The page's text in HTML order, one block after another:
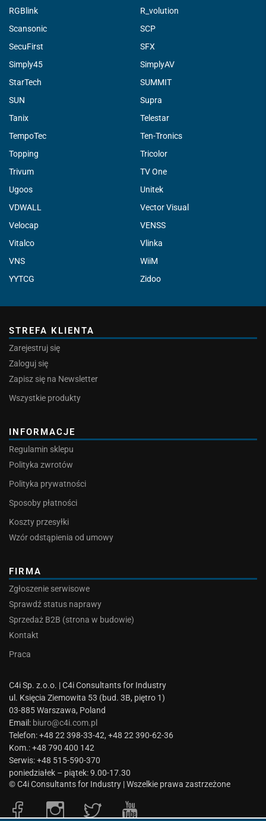
RGBlink
R_volution
Scansonic
SCP
SecuFirst
SFX
Simply45
SimplyAV
StarTech
SUMMIT
SUN
Supra
Tanix
Telestar
TempoTec
Ten-Tronics
Topping
Tricolor
Trivum
TV One
Ugoos
Unitek
VDWALL
Vector Visual
Velocap
VENSS
Vitalco
Vlinka
VNS
WiiM
YYTCG
Zidoo
STREFA KLIENTA
Zarejestruj się
Zaloguj się
Zapisz się na Newsletter
Wszystkie produkty
INFORMACJE
Regulamin sklepu
Polityka zwrotów
Polityka prywatności
Sposoby płatności
Koszty przesyłki
Wzór odstąpienia od umowy
FIRMA
Zgłoszenie serwisowe
Sprawdź status naprawy
Sprzedaż B2B (strona w budowie)
Kontakt
Praca
C4i Sp. z.o.o. | C4i Consultants for Industry
ul. Księcia Ziemowita 53 (bud. 3B, piętro 1)
03-885 Warszawa, Poland
Email: biuro@c4i.com.pl
Telefon: +48 22 398-33-42, +48 22 390-62-36
Kom.: +48 790 400 142
Serwis: +48 515-590-370
poniedziałek – piątek: 9.00-17.30
© C4i Consultants for Industry | Wszelkie prawa zastrzeżone